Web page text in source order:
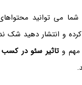
می توانید
کرده و انتشار دهید شک
و تاثیر سئو در کسب